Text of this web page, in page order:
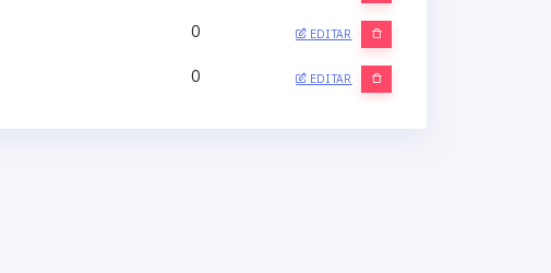
0 EDITAR
0 EDITAR